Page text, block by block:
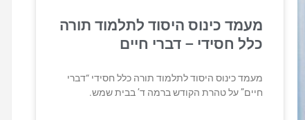
מעמד כינוס היסוד לתלמוד תורה
כלל חסידי – דברי חיים
מעמד כינוס היסוד לתלמוד תורה כלל חסידי “דברי
חיים” על טהרת הקודש ברמה ד’ בבית שמש.